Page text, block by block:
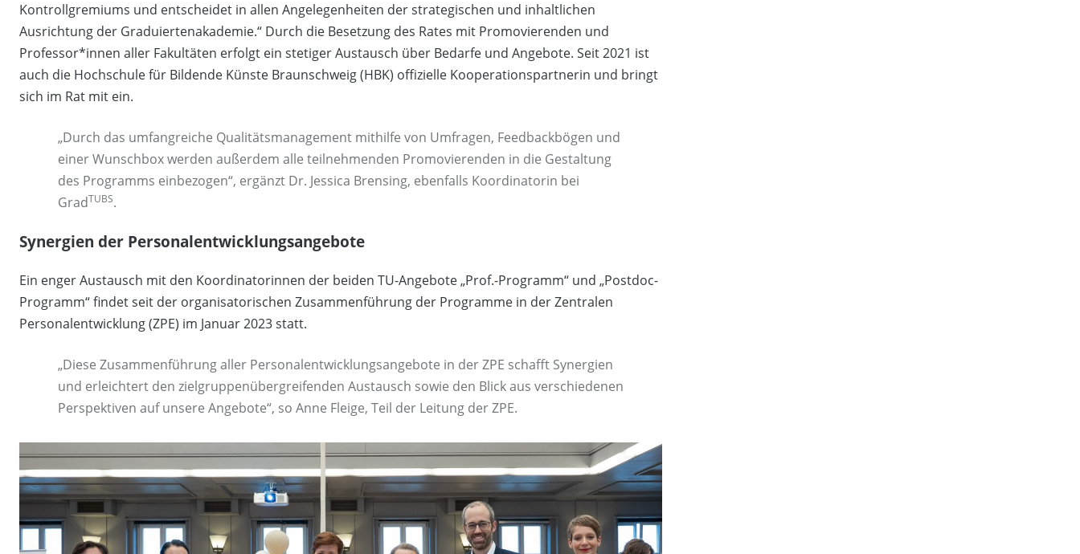
Kontrollgremiums und entscheidet in allen Angelegenheiten der strategischen und inhaltlichen
Ausrichtung der Graduiertenakademie.“ Durch die Besetzung des Rates mit Promovierenden und
Professor*innen aller Fakultäten erfolgt ein stetiger Austausch über Bedarfe und Angebote. Seit 2021 ist
auch die Hochschule für Bildende Künste Braunschweig (HBK) offizielle Kooperationspartnerin und bringt
sich im Rat mit ein.
„Durch das umfangreiche Qualitätsmanagement mithilfe von Umfragen, Feedbackbögen und
einer Wunschbox werden außerdem alle teilnehmenden Promovierenden in die Gestaltung
des Programms einbezogen“, ergänzt Dr. Jessica Brensing, ebenfalls Koordinatorin bei
GradTUBS.
Synergien der Personalentwicklungsangebote
Ein enger Austausch mit den Koordinatorinnen der beiden TU-Angebote „Prof.-Programm“ und „Postdoc-
Programm“ findet seit der organisatorischen Zusammenführung der Programme in der Zentralen
Personalentwicklung (ZPE) im Januar 2023 statt.
„Diese Zusammenführung aller Personalentwicklungsangebote in der ZPE schafft Synergien
und erleichtert den zielgruppenübergreifenden Austausch sowie den Blick aus verschiedenen
Perspektiven auf unsere Angebote“, so Anne Fleige, Teil der Leitung der ZPE.